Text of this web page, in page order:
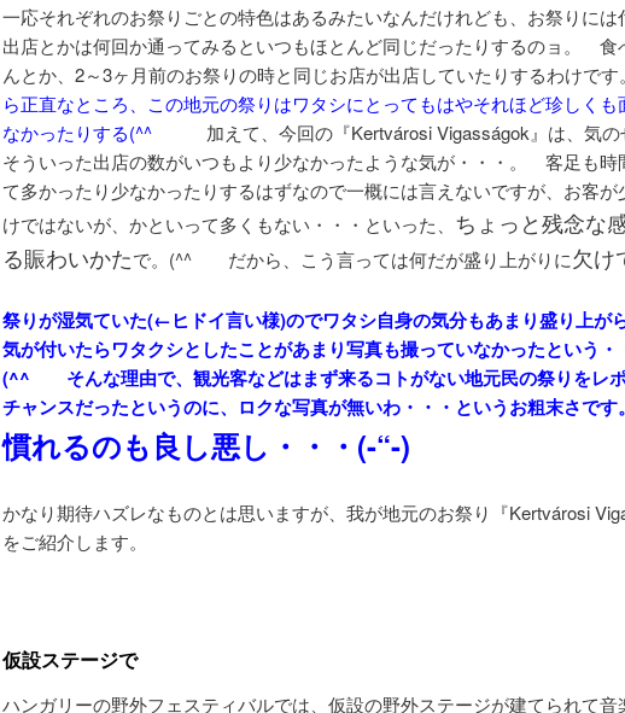
一応それぞれのお祭りごとの特色はあるみたいなんだけれども、お祭りには
出店とかは何回か通ってみるといつもほとんど同じだったりするのョ。 食
んとか、2～3ヶ月前のお祭りの時と同じお店が出店していたりするわけで
ら正直なところ、この地元の祭りはワタシにとってもはやそれほど珍しくも
なかったりする(^^ゞ
加えて、今回の『Kertvárosi Vigasságok』は、気の
そういった出店の数がいつもより少なかったような気が・・・。 客足も時
て多かったり少なかったりするはずなので一概には言えないですが、お客が
けではないが、かといって多くもない・・・といった、 ちょっと残念な
る賑わいかたで。(^^ゞ だから、こう言っては何だが盛り上がりに欠け
祭りが湿気ていた(←ヒドイ言い様)のでワタシ自身の気分もあまり盛り上が
気が付いたらワタクシとしたことがあまり写真も撮っていなかったという・
(^^ゞ そんな理由で、観光客などはまず来るコトがない地元民の祭りをレ
チャンスだったというのに、ロクな写真が無いわ・・・というお粗末さです。
慣れるのも良し悪し・・・(-“-)
かなり期待ハズレなものとは思いますが、我が地元のお祭り『Kertvárosi
をご紹介します。
仮設ステージで
ハンガリーの野外フェスティバルでは、仮設の野外ステージが建てられて音